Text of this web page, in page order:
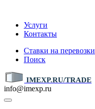
Услуги
Контакты
Ставки на перевозки
Поиск
IMEXP.RU/TRADE
info@imexp.ru